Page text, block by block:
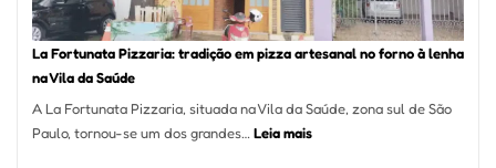
Mais
La Fortunata Pizzaria: tradição em pizza artesanal no forno à lenha
na Vila da Saúde
A La Fortunata Pizzaria, situada na Vila da Saúde, zona sul de São
Paulo, tornou-se um dos grandes…Leia mais: